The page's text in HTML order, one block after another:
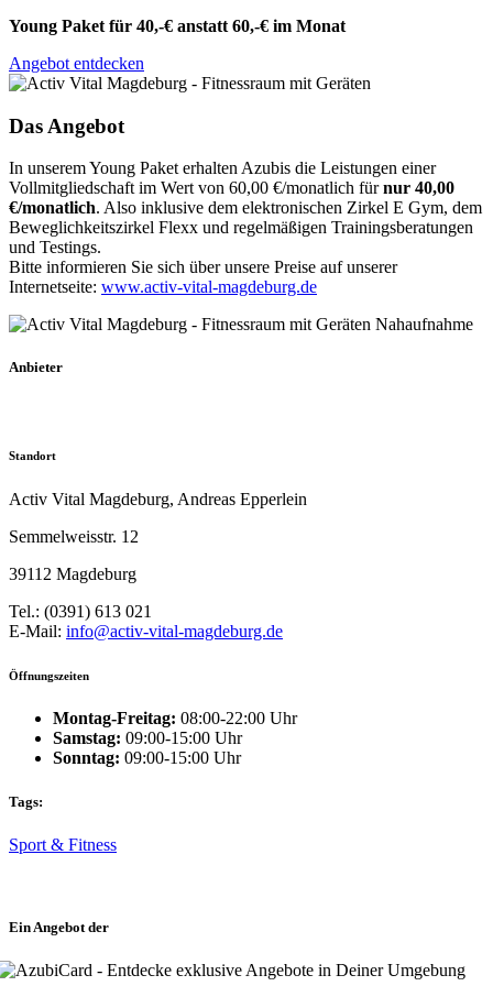
Young Paket für 40,-€ anstatt 60,-€ im Monat
Angebot entdecken
Das Angebot
In unserem Young Paket erhalten Azubis die Leistungen einer
Vollmitgliedschaft im Wert von 60,00 €/monatlich fürnur 40,00
€/monatlich. Also inklusive dem elektronischen Zirkel E Gym, dem
Beweglichkeitszirkel Flexx und regelmäßigen Trainingsberatungen
und Testings.
Bitte informieren Sie sich über unsere Preise auf unserer
Internetseite: www.activ-vital-magdeburg.de
Anbieter
Standort
Activ Vital Magdeburg, Andreas Epperlein
Semmelweisstr. 12
39112 Magdeburg
Tel.: (0391) 613 021
E-Mail: info@activ-vital-magdeburg.de
Öffnungszeiten
Montag-Freitag: 08:00-22:00 Uhr
Samstag: 09:00-15:00 Uhr
Sonntag: 09:00-15:00 Uhr
Tags:
Sport & Fitness
Ein Angebot der